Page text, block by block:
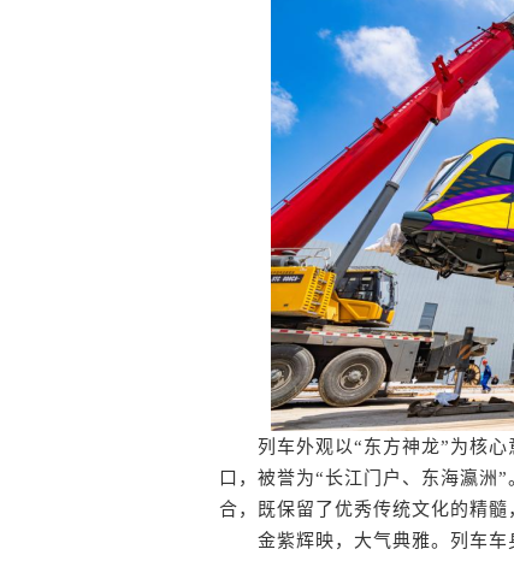
列车外观以“东方神龙”为核心
口，被誉为“长江门户、东海瀛洲
合，既保留了优秀传统文化的精髓
金紫辉映，大气典雅。列车车